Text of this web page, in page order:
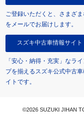
ご登録いただくと、さまざ
をメールでお届けします。
スズキ中古車情報サイト
「安心・納得・充実」なラ
プを揃えるスズキ公式中古
イトです。
©2026 SUZUKI JIHAN